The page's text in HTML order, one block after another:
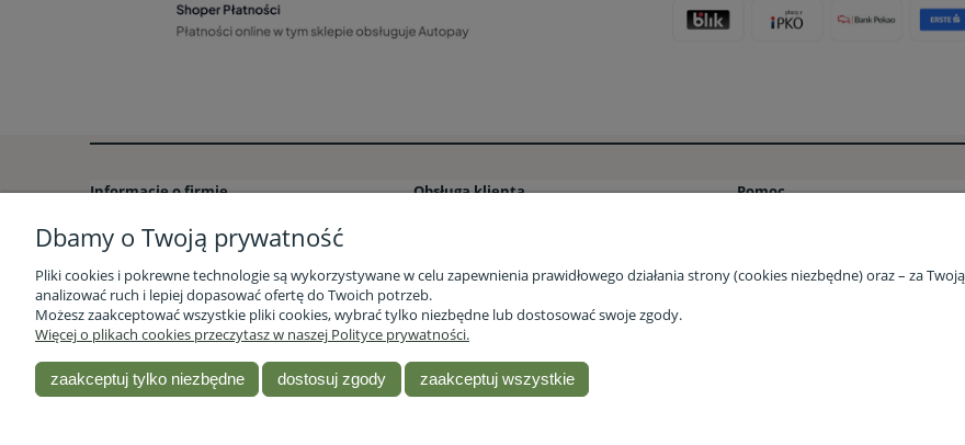
Informacje o firmie
Kontakt i dane firmy – Stacja Bio
O firmie
Opinie Trustmate
Nasz profil Facebook
Blog
Obsługa klienta
Czas realizacji zamówienia
Zwroty i reklamacje
Pomoc
Program lojalnościowy Stacja Bio –
Dbamy o Twoją prywatność
Pliki cookies i pokrewne technologie są wykorzystywane w celu zapewnienia prawidłowego działania strony (cookies niezbędne) oraz – za
analizować ruch i lepiej dopasować ofertę do Twoich potrzeb.
Możesz zaakceptować wszystkie pliki cookies, wybrać tylko niezbędne lub dostosować swoje zgody.
Więcej o plikach cookies przeczytasz w naszej Polityce prywatności.
zaakceptuj tylko niezbędne dostosuj zgody zaakceptuj wszystkie